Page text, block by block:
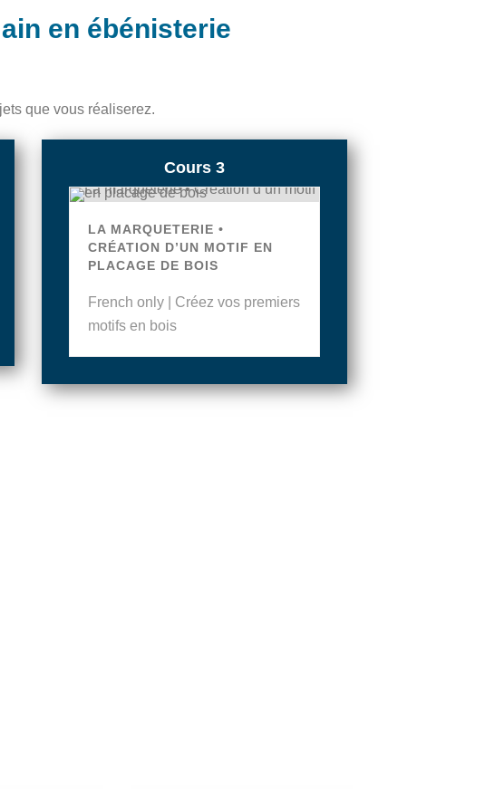
en ébénisterie
que vous réaliserez.
Cours 3
LA MARQUETERIE •
CRÉATION D’UN MOTIF EN
PLACAGE DE BOIS
French only | Créez vos premiers
motifs en bois